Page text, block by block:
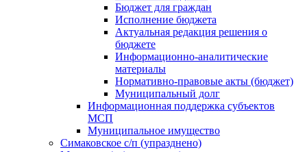
Бюджет для граждан
Исполнение бюджета
Актуальная редакция решения о
бюджете
Информационно-аналитические
материалы
Нормативно-правовые акты (бюджет)
Муниципальный долг
Информационная поддержка субъектов
МСП
Муниципальное имущество
Симаковское с/п (упразднено)